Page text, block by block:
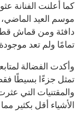
كما أعلنت الفنانة
موسم العيد
دافئة ومن قماش
تمامًا ولم تعد
وأكدت الفضالة
تمثل جزءًا بسيطًا
والمقتنيات التي
الأشياء أقل بكثير